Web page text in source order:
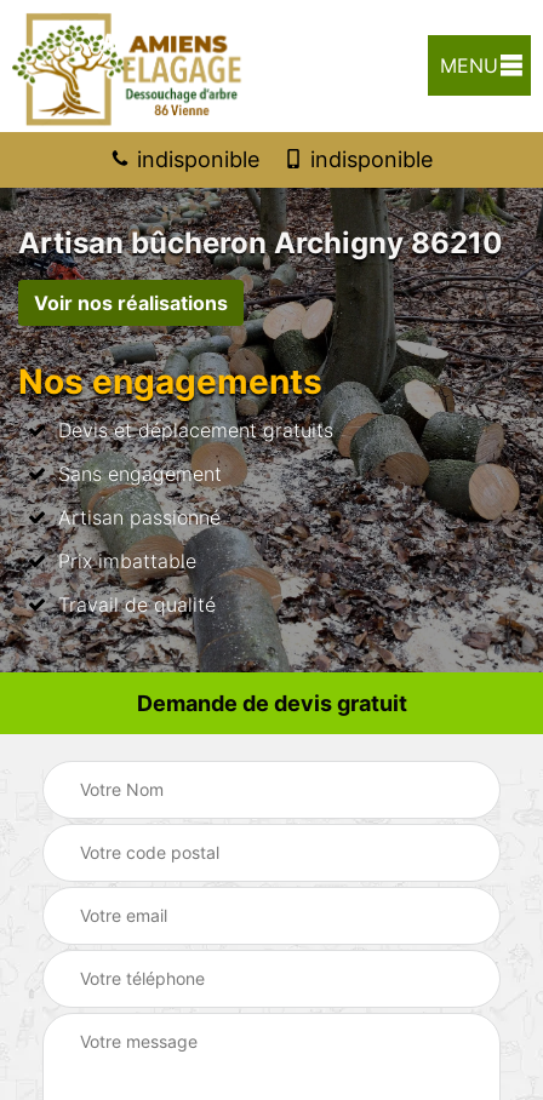
MENU
indisponible indisponible
Artisan bûcheron Archigny 86210
Voir nos réalisations
Nos engagements
Devis et déplacement gratuits
Sans engagement
Artisan passionné
Prix imbattable
Travail de qualité
Demande de devis gratuit